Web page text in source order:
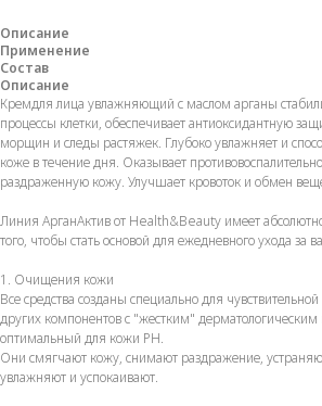
Описание
Применение
Состав
Описание
Кремдля лица увлажняющий с маслом арганы
процессы клетки, обеспечивает антиоксидантную
морщин и следы растяжек. Глубоко увлажняет и
коже в течение дня. Оказывает
раздраженную кожу. Улучшает кровоток и обмен
Линия АрганАктив от Health&Beauty имеет
того, чтобы стать основой для ежедневного ухода за
1. Очищения кожи
Все средства созданы специально для
других компонентов с "жестким"
оптимальный для кожи PH.
Они смягчают кожу, снимают раздражение,
увлажняют и успокаивают.